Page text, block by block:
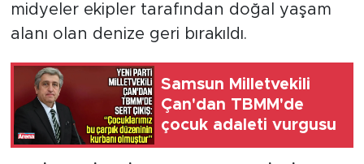
midyeler ekipler tarafından doğal yaşam
alanı olan denize geri bırakıldı.
Samsun Milletvekili
Çan'dan TBMM'de
çocuk adaleti vurgusu